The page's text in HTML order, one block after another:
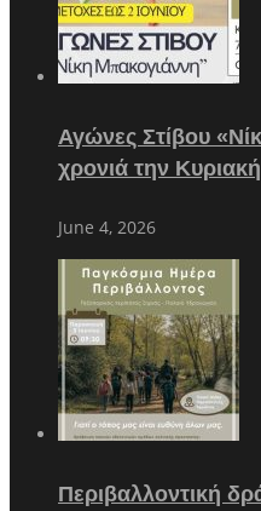
Αγώνες Στίβου
χρονιά την
June 4, 2026
Περιβαλλοντική